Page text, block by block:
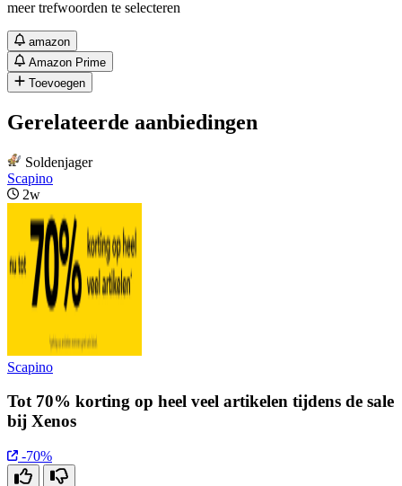
meer trefwoorden te selecteren
amazon
Amazon Prime
Toevoegen
Gerelateerde aanbiedingen
Soldenjager
Scapino
2w
Scapino
Tot 70% korting op heel veel artikelen tijdens de sale
bij Xenos
-70%